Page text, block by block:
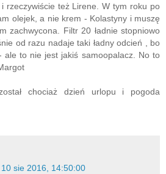
rzeczywiście też Lirene. W tym roku po
olejek, a nie krem - Kolastyny i muszę
zachwycona. Filtr 20 ładnie stopniowo
od razu nadaje taki ładny odcień , bo
ale to nie jest jakiś samoopalacz. No to
chociaż dzień urlopu i pogoda
10 sie 2016, 14:50:00